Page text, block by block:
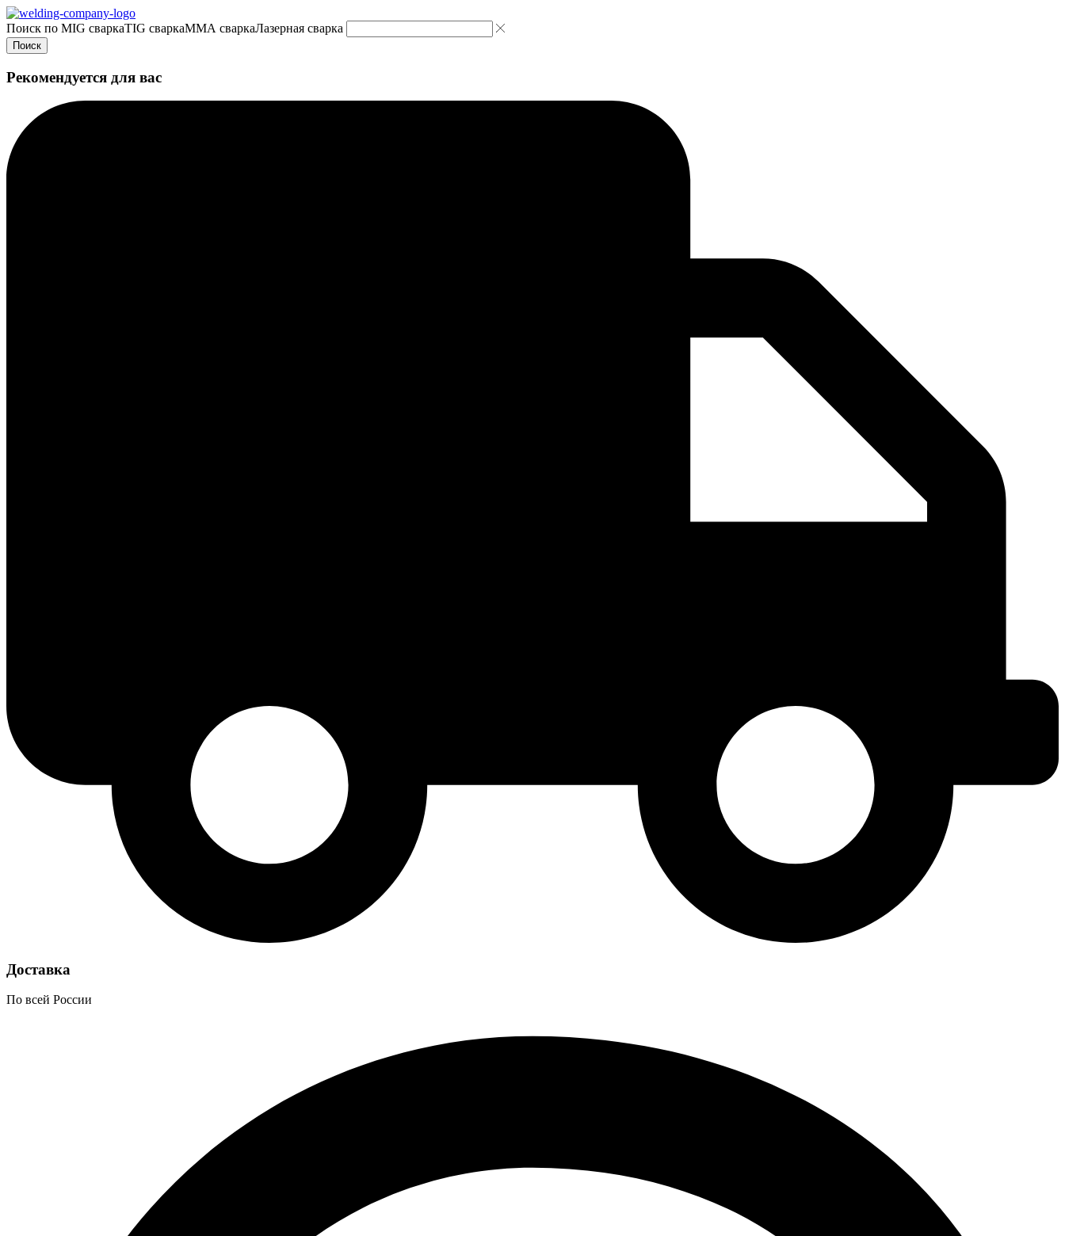
Поиск по MIG сваркаTIG сваркаMMA сваркаЛазерная сварка
Поиск
Рекомендуется для вас
Доставка
По всей России